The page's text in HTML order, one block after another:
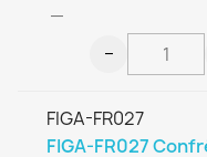
—
−
FIGA-FR027
FIGA-FR027